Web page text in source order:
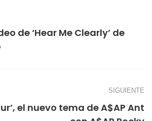
de ‘Hear Me Clearly’ de
SIGUIENTE
el nuevo tema de A$AP Ant